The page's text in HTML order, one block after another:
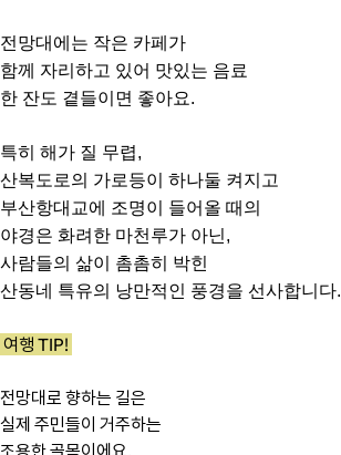
전망대에는 작은 카페가
함께 자리하고 있어 맛있는 음료
한 잔도 곁들이면 좋아요.
특히 해가 질 무렵,
산복도로의 가로등이 하나둘 켜지고
부산항대교에 조명이 들어올 때의
야경은 화려한 마천루가 아닌,
사람들의 삶이 촘촘히 박힌
산동네 특유의 낭만적인 풍경을 선사합니다.
여행 TIP!
전망대로 향하는 길은
실제 주민들이 거주하는